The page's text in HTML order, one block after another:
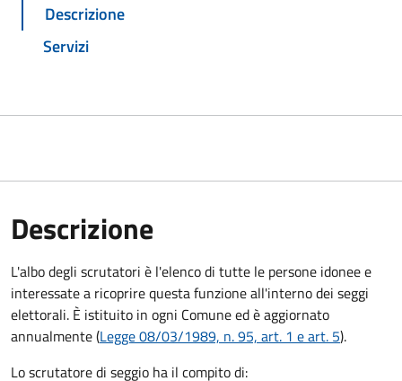
Descrizione
Servizi
Descrizione
L'albo degli scrutatori è l'elenco di tutte le persone idonee e
interessate a ricoprire questa funzione all'interno dei seggi
elettorali. È istituito in ogni Comune ed è aggiornato
annualmente (Legge 08/03/1989, n. 95, art. 1 e art. 5).
Lo scrutatore di seggio ha il compito di: